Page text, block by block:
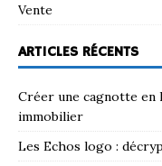
Vente
ARTICLES RÉCENTS
Créer une cagnotte
immobilier
Les Echos logo :